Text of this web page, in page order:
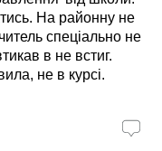
На районну не
спеціально не
в не встиг.
не в курсі.